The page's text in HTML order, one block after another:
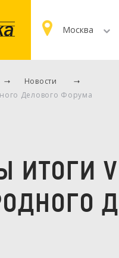
Москва
Новости
Делового Форума
ИТОГИ